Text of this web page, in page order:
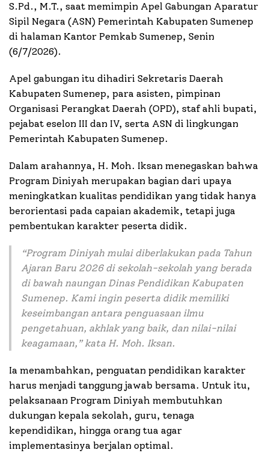
S.Pd., M.T., saat memimpin Apel Gabungan Aparatur
Sipil Negara (ASN) Pemerintah Kabupaten Sumenep
di halaman Kantor Pemkab Sumenep, Senin
(6/7/2026).
Apel gabungan itu dihadiri Sekretaris Daerah
Kabupaten Sumenep, para asisten, pimpinan
Organisasi Perangkat Daerah (OPD), staf ahli bupati,
pejabat eselon III dan IV, serta ASN di lingkungan
Pemerintah Kabupaten Sumenep.
Dalam arahannya, H. Moh. Iksan menegaskan bahwa
Program Diniyah merupakan bagian dari upaya
meningkatkan kualitas pendidikan yang tidak hanya
berorientasi pada capaian akademik, tetapi juga
pembentukan karakter peserta didik.
“Program Diniyah mulai diberlakukan pada Tahun
Ajaran Baru 2026 di sekolah-sekolah yang berada
di bawah naungan Dinas Pendidikan Kabupaten
Sumenep. Kami ingin peserta didik memiliki
keseimbangan antara penguasaan ilmu
pengetahuan, akhlak yang baik, dan nilai-nilai
keagamaan,” kata H. Moh. Iksan.
Ia menambahkan, penguatan pendidikan karakter
harus menjadi tanggung jawab bersama. Untuk itu,
pelaksanaan Program Diniyah membutuhkan
dukungan kepala sekolah, guru, tenaga
kependidikan, hingga orang tua agar
implementasinya berjalan optimal.